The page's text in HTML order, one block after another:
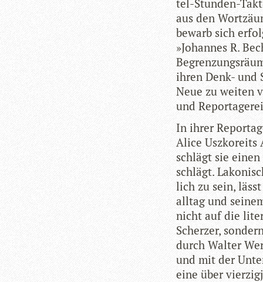
tel-Stun­den-
aus den
bewarb sich
»Johan­nes R.
ihren Denk- und
Neue zu wei­ten
und
In ihrer
Alice Uszko­r­eits
schlägt sie
schlägt.
lich zu sein,
all­tag und
nicht auf die
Scher­zer,
durch Wal­ter
und mit der
eine über